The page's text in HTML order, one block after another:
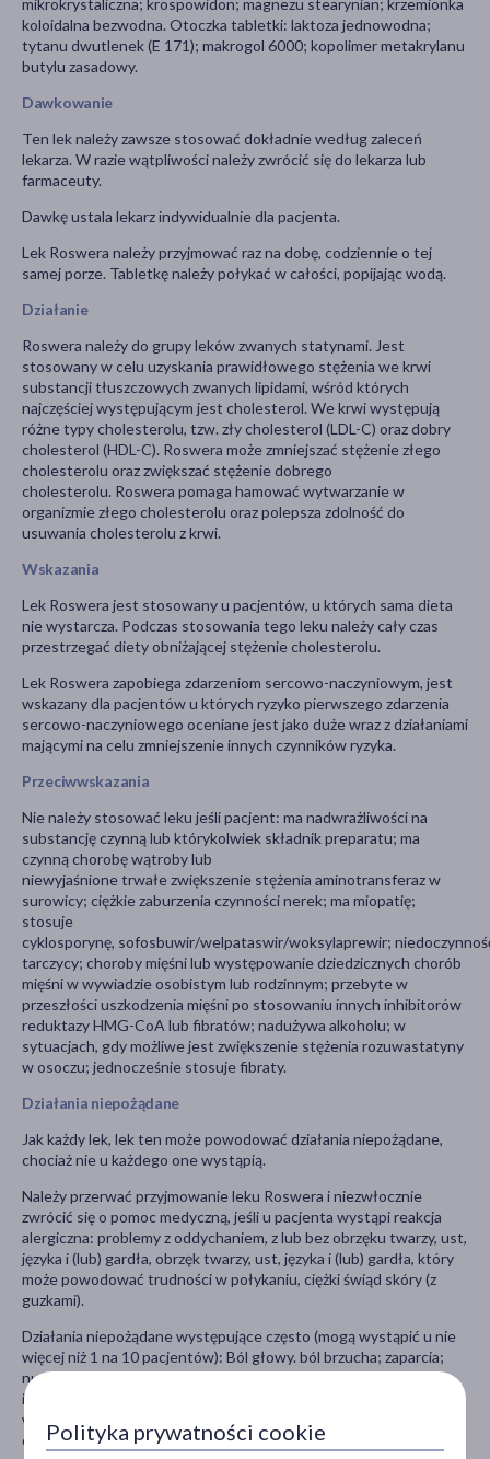
mikrokrystaliczna; krospowidon; magnezu stearynian; krzemionka
koloidalna bezwodna. Otoczka tabletki: laktoza jednowodna;
tytanu dwutlenek (E 171); makrogol 6000; kopolimer metakrylanu
butylu zasadowy.
Dawkowanie
Ten lek należy zawsze stosować dokładnie według zaleceń
lekarza. W razie wątpliwości należy zwrócić się do lekarza lub
farmaceuty.
Dawkę ustala lekarz indywidualnie dla pacjenta.
Lek Roswera należy przyjmować raz na dobę, codziennie o tej
samej porze. Tabletkę należy połykać w całości, popijając wodą.
Działanie
Roswera należy do grupy leków zwanych statynami. Jest
stosowany w celu uzyskania prawidłowego stężenia we krwi
substancji tłuszczowych zwanych lipidami, wśród których
najczęściej występującym jest cholesterol. We krwi występują
różne typy cholesterolu, tzw. zły cholesterol (LDL-C) oraz dobry
cholesterol (HDL-C). Roswera może zmniejszać stężenie złego
cholesterolu oraz zwiększać stężenie dobrego
cholesterolu. Roswera pomaga hamować wytwarzanie w
organizmie złego cholesterolu oraz polepsza zdolność do
usuwania cholesterolu z krwi.
Wskazania
Lek Roswera jest stosowany u pacjentów, u których sama dieta
nie wystarcza. Podczas stosowania tego leku należy cały czas
przestrzegać diety obniżającej stężenie cholesterolu.
Lek Roswera zapobiega zdarzeniom sercowo-naczyniowym, jest
wskazany dla pacjentów u których ryzyko pierwszego zdarzenia
sercowo-naczyniowego oceniane jest jako duże wraz z działaniami
mającymi na celu zmniejszenie innych czynników ryzyka.
Przeciwwskazania
Nie należy stosować leku jeśli pacjent: ma nadwrażliwości na
substancję czynną lub którykolwiek składnik preparatu; ma
czynną chorobę wątroby lub
niewyjaśnione trwałe zwiększenie stężenia aminotransferaz w
surowicy; ciężkie zaburzenia czynności nerek; ma miopatię;
stosuje
cyklosporynę, sofosbuwir/welpataswir/woksylaprewir;
tarczycy; choroby mięśni lub występowanie dziedzicznych chorób
mięśni w wywiadzie osobistym lub rodzinnym; przebyte w
przeszłości uszkodzenia mięśni po stosowaniu innych inhibitorów
reduktazy HMG-CoA lub fibratów; nadużywa alkoholu; w
sytuacjach, gdy możliwe jest zwiększenie stężenia rozuwastatyny
w osoczu; jednocześnie stosuje fibraty.
Działania niepożądane
Jak każdy lek, lek ten może powodować działania niepożądane,
chociaż nie u każdego one wystąpią.
Należy przerwać przyjmowanie leku Roswera i niezwłocznie
zwrócić się o pomoc medyczną, jeśli u pacjenta wystąpi reakcja
alergiczna: problemy z oddychaniem, z lub bez obrzęku twarzy, ust,
języka i (lub) gardła, obrzęk twarzy, ust, języka i (lub) gardła, który
może powodować trudności w połykaniu, ciężki świąd skóry (z
guzkami).
Działania niepożądane występujące często (mogą wystąpić u nie
więcej niż 1 na 10 pacjentów): Ból głowy. ból brzucha; zaparcia;
nudności; ból mięśni; osłabienie; zawroty głowy; cukrzyca -
istnieje większe prawdopodobieństwo cukrzycy, jeśli pacjent ma
wysokie stężenie cukru i tłuszczów we krwi, nadwagę i wysokie
ciśnienie tętnicze. Lekarz prowadzący będzie monitorował
Polityka prywatności cookie